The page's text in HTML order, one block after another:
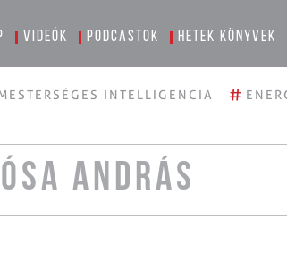
Videók Podcastok Hetek könyvek
INTELLIGENCIA #
ANDRÁS